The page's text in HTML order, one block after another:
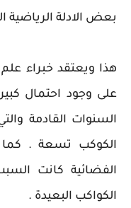
بعض الادلة الرياضية
هذا ويعتقد خبراء
على وجود احتمال
السنوات القادمة
الكوكب تسعة .
الفضائية كانت
الكواكب البعيدة .